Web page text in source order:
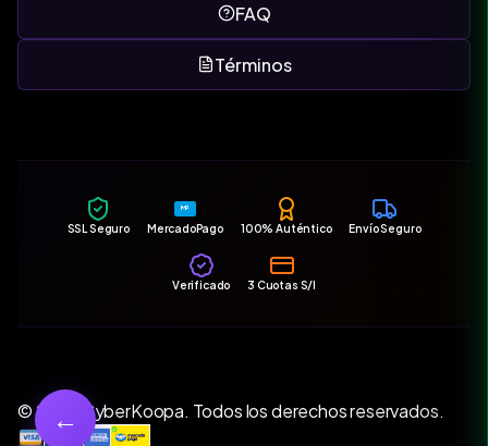
←
FAQ
Términos
SSL Seguro
MP
MercadoPago 100% Auténtico Envío Seguro
Verificado 3 Cuotas S/I
© 2026 CyberKoopa. Todos los derechos reservados.